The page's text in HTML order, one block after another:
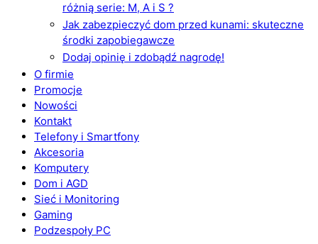
różnią serie: M, A i S ?
Jak zabezpieczyć dom przed kunami: skuteczne
środki zapobiegawcze
Dodaj opinię i zdobądź nagrodę!
O firmie
Promocje
Nowości
Kontakt
Telefony i Smartfony
Akcesoria
Komputery
Dom i AGD
Sieć i Monitoring
Gaming
Podzespoły PC